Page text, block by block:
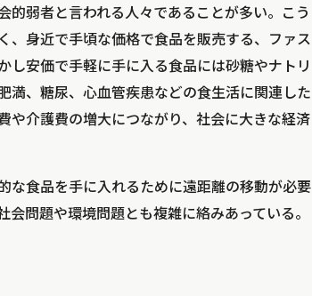
的弱者と言われる人々であることが多い。こう
、身近で手頃な価格で食品を販売する、ファス
し安価で手軽に手に入る食品には砂糖やナトリ
満、糖尿、心血管疾患などの食生活に関連した
や介護費の増大につながり、社会に大きな経済
な食品を手に入れるために遠距離の移動が必要
問題や環境問題とも複雑に絡みあっている。